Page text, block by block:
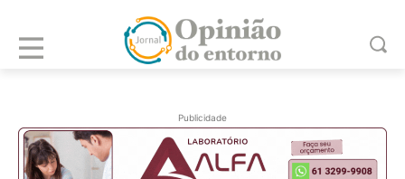
Publicidade